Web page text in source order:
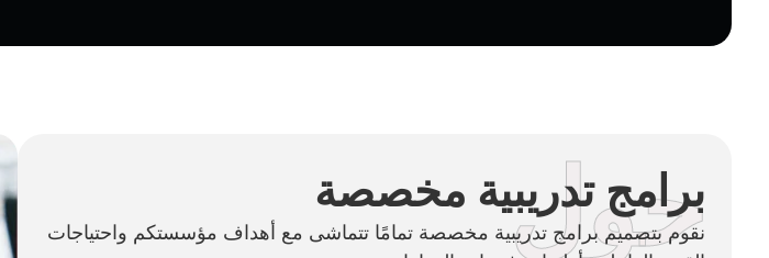
حول
برامج تدريبية مخصصة
نقوم بتصميم برامج تدريبية مخصصة تمامًا تتماشى مع أهداف مؤسستكم واحتياجات